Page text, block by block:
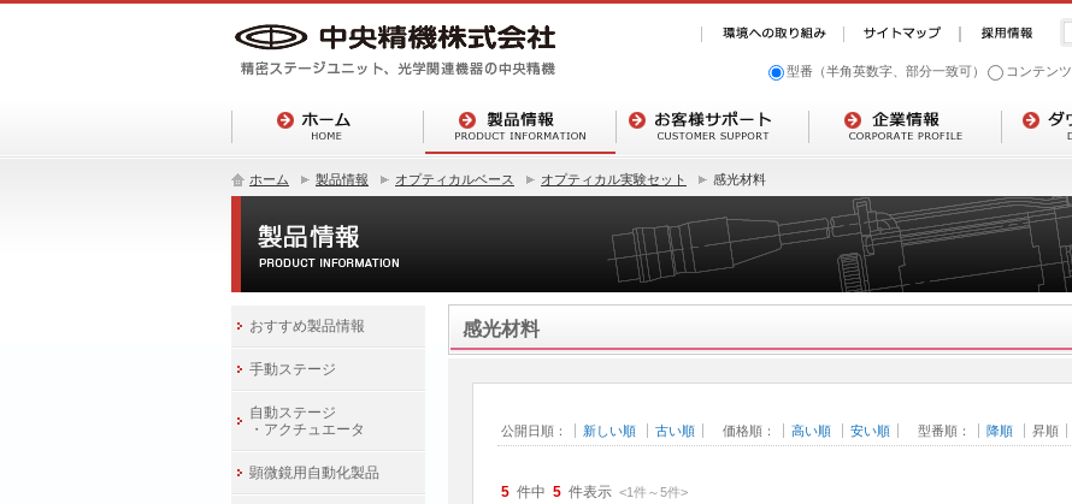
型番（半角英数字、部分一致可） コンテンツ
ホーム 製品情報 オプティカルベース オプティカル実験セット 感光材料
感光材料
公開日順： 新しい順 古い順 価格順： 高い順 安い順 型番順： 降順 昇順
5 件中 5 件表示 <1件～5件>
おすすめ製品情報
手動ステージ
自動ステージ
・アクチュエータ
顕微鏡用自動化製品